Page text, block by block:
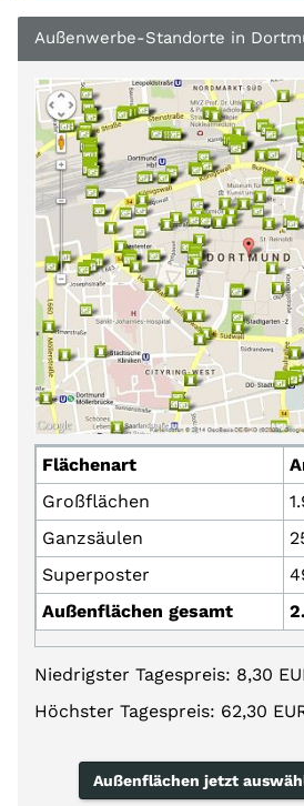
Außenwerbe-Standorte in
Flächenart
Großflächen
Ganzsäulen
Superposter
Außenflächen gesamt
Niedrigster Tagespreis: 8,30
Höchster Tagespreis: 62,30
Außenflächen jetzt